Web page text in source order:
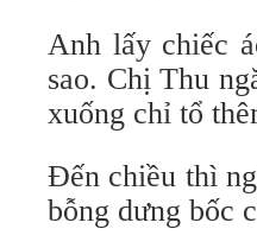
Anh lấy chiếc
sao. Chị Thu
xuống chỉ tổ
Đến chiều thì
bỗng dưng bốc